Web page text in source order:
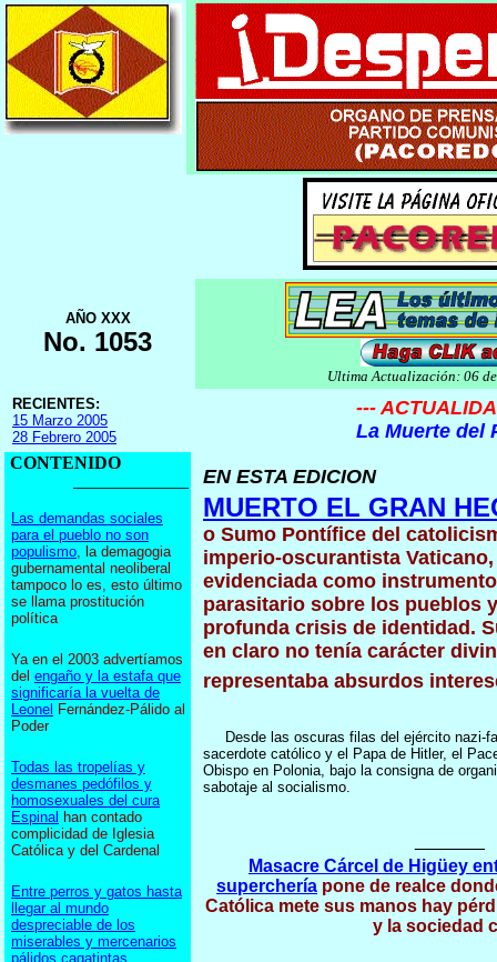
AÑO XXX
No. 1053
Ultima Actualización: 06
RECIENTES:
15 Marzo 2005
28 Febrero 2005
---
La Muerte del
CONTENIDO
Las demandas sociales
para el pueblo no son
populismo, la demagogia
gubernamental neoliberal
tampoco lo es, esto último
se llama prostitución
política
Ya en el 2003 advertíamos
del engaño y la estafa que
significaría la vuelta de
Leonel Fernández-Pálido al
Poder
Todas las tropelías y
desmanes pedófilos y
homosexuales del cura
Espinal han contado
complicidad de Iglesia
Católica y del Cardenal
Entre perros y gatos hasta
llegar al mundo
despreciable de los
miserables y mercenarios
pálidos cagatintas
EN ESTA EDICION
MUERTO EL GRAN
o Sumo Pontífice del
imperio-oscurantista
evidenciada como
parasitario sobre los pueblos
profunda crisis de identidad.
en claro no tenía carácter
representaba absurdos
Desde las oscuras filas del ejército nazi-
sacerdote católico y el Papa de Hitler, el
Obispo en Polonia, bajo la consigna de
sabotaje al socialismo.
Masacre Cárcel de Higüey
superchería pone de realce
Católica mete sus manos hay
y la sociedad